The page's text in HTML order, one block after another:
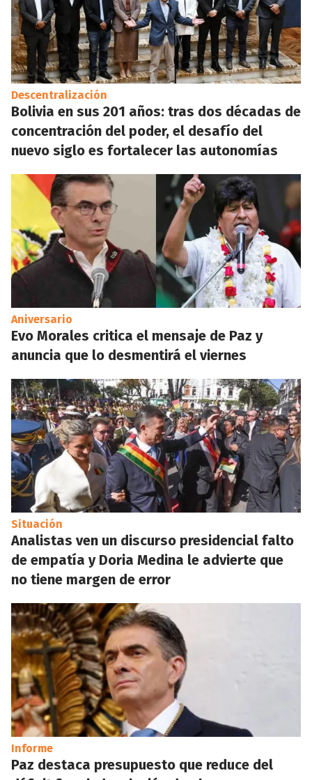
Descentralización
Bolivia en sus 201 años: tras dos décadas de
concentración del poder, el desafío del
nuevo siglo es fortalecer las autonomías
Aniversario
Evo Morales critica el mensaje de Paz y
anuncia que lo desmentirá el viernes
Situación
Analistas ven un discurso presidencial falto
de empatía y Doria Medina le advierte que
no tiene margen de error
Informe
Paz destaca presupuesto que reduce del